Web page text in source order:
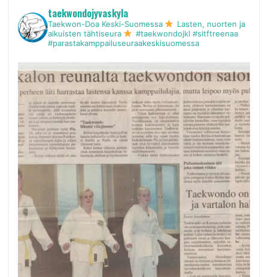
taekwondojyvaskyla
Taekwon-Doa Keski-Suomessa
Lasten, nuorten ja
aikuisten tähtiseura
#taekwondojkl #sitftreenaa
#parastakamppailuseuraakeskisuomessa